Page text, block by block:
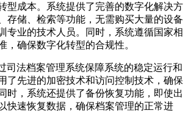
型成本。系统提供了完善的数字化解决方
存储、检索等功能，无需购买大量的设备
专业的技术人员。同时，系统遵循国家相
，确保数字化转型的合规性。
司法档案管理系统保障系统的稳定运行和
了先进的加密技术和访问控制技术，确保
时，系统还提供了备份恢复功能，即使出
快速恢复数据，确保档案管理的正常进